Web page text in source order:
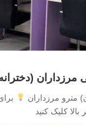
مرزداران
مترو مرزداران
کلیک کنید